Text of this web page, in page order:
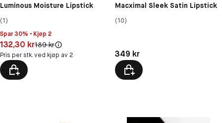
Luminous Moisture Lipstick
(1)
Spar 30% • Kjøp 2
Pris: 132,30 kr
132,30 krOriginal pris:
189 kr
Pris per stk. ved kjøp av 2
Macximal Sleek Satin Lipstick
(10)
Pris: 349 kr
349 kr